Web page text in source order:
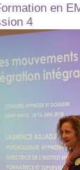
en
4